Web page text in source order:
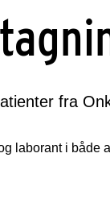
fra
laborant i både